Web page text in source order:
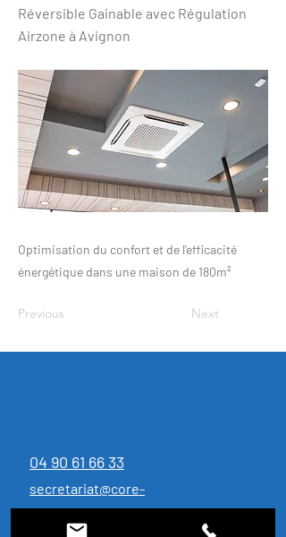
Réversible Gainable avec Régulation
Airzone à Avignon
Optimisation du confort et de l'efficacité
énergétique dans une maison de 180m²
Previous Next
04 90 61 66 33
secretariat@core-
energies84.com